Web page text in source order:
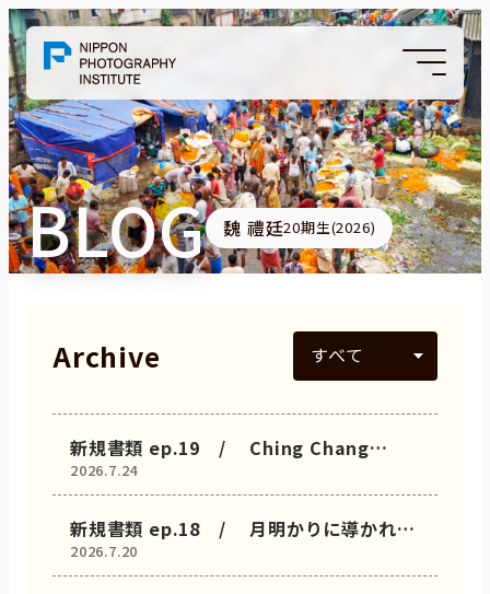
BLOG 魏 禮廷20期生(2026)
Archive
2026.7.24
新規書類 ep.19 / Ching Chang
Chongとして……ーーバングラデシュー
2026.7.20
新規書類 ep.18 / 月明かりに導かれた
巡礼路ーースリランカーーハットン